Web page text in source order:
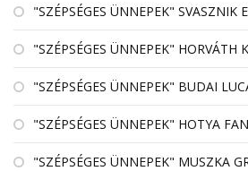
"SZÉPSÉGES ÜNNEPEK" SVASZNIK
"SZÉPSÉGES ÜNNEPEK" HORVÁTH
"SZÉPSÉGES ÜNNEPEK" BUDAI
"SZÉPSÉGES ÜNNEPEK" HOTYA
"SZÉPSÉGES ÜNNEPEK" MUSZKA